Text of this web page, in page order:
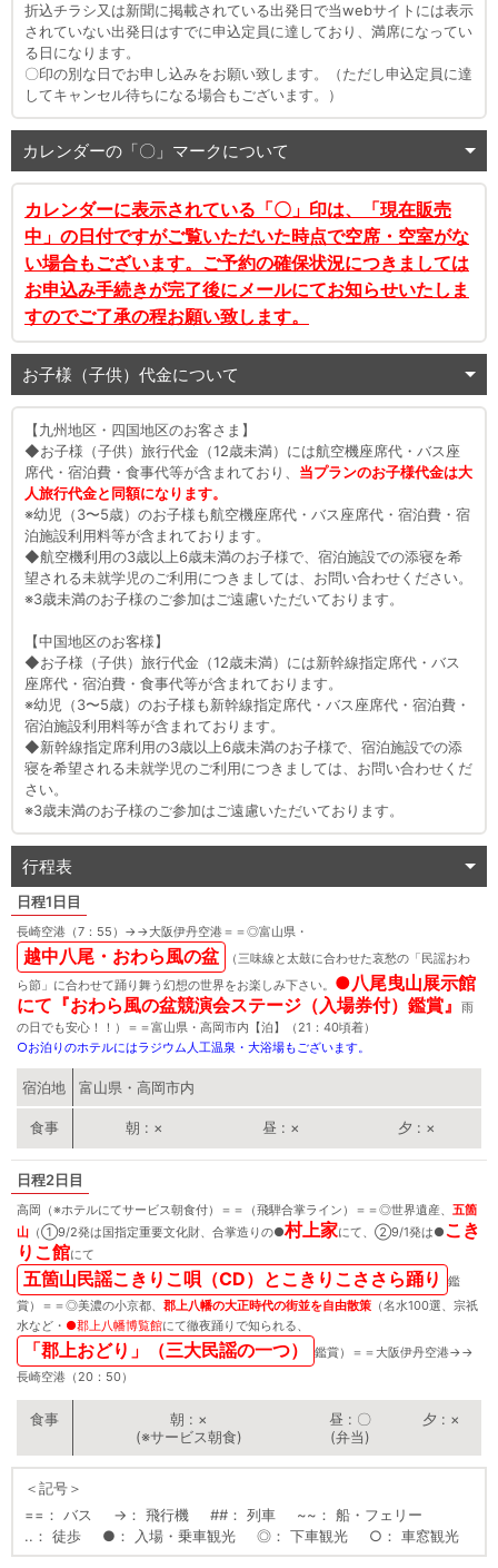
折込チラシ又は新聞に掲載されている出発日で当webサイトには表示
されていない出発日はすでに申込定員に達しており、満席になってい
る日になります。
〇印の別な日でお申し込みをお願い致します。（ただし申込定員に達
してキャンセル待ちになる場合もございます。）
カレンダーの「〇」マークについて
カレンダーに表示されている「〇」印は、「現在販売
中」の日付ですがご覧いただいた時点で空席・空室がな
い場合もございます。ご予約の確保状況につきましては
お申込み手続きが完了後にメールにてお知らせいたしま
すのでご了承の程お願い致します。
お子様（子供）代金について
【九州地区・四国地区のお客さま】
◆お子様（子供）旅行代金（12歳未満）には航空機座席代・バス座
席代・宿泊費・食事代等が含まれており、 当プランのお子様代金は大
人旅行代金と同額になります。
※幼児（3〜5歳）のお子様も航空機座席代・バス座席代・宿泊費・宿
泊施設利用料等が含まれております。
◆航空機利用の3歳以上6歳未満のお子様で、宿泊施設での添寝を希
望される未就学児のご利用につきましては、お問い合わせください。
※3歳未満のお子様のご参加はご遠慮いただいております。
【中国地区のお客様】
◆お子様（子供）旅行代金（12歳未満）には新幹線指定席代・バス
座席代・宿泊費・食事代等が含まれております。
※幼児（3〜5歳）のお子様も新幹線指定席代・バス座席代・宿泊費・
宿泊施設利用料等が含まれております。
◆新幹線指定席利用の3歳以上6歳未満のお子様で、宿泊施設での添
寝を希望される未就学児のご利用につきましては、お問い合わせくだ
さい。
※3歳未満のお子様のご参加はご遠慮いただいております。
行程表
1日目
長崎空港（7：55） →→大阪伊丹空港＝＝◎富山県・
越中八尾・おわら風の盆
（三味線と太鼓に合わせた哀愁の「民謡おわ
ら節」に合わせて踊り舞う幻想の世界をお楽しみ下さい。 ●八尾曳山展示館
にて 『おわら風の盆競演会ステージ（入場券付）鑑賞』
雨
の日でも安心！！）＝＝富山県・高岡市内【泊】（21：40頃着）
○お泊りのホテルにはラジウム人工温泉・大浴場もございます。
宿泊地 富山県・高岡市内
朝 × 昼 × 夕 ×
2日目
高岡（※ホテルにてサービス朝食付）＝＝（飛騨合掌ライン）＝＝◎世界遺産、 五箇
山 （①9/2発は国指定重要文化財、合掌造りの●村上家にて、②9/1発は●こき
りこ館にて
五箇山民謡こきりこ唄（CD）とこきりこささら踊り
鑑
賞）＝＝◎美濃の小京都、 郡上八幡の大正時代の街並を自由散策 （名水100選、宗祇
水など・ ●郡上八幡博覧館にて徹夜踊りで知られる、
「郡上おどり」（三大民謡の一つ） 鑑賞）＝＝大阪伊丹空港→→
長崎空港（20：50）
朝
×
(※サービス朝食)
昼
〇
(弁当)
夕 ×
＜記号＞
==
バス → 飛行機 ## 列車 ~~
船・フェリー
..
徒歩 ● 入場・乗車観光 ◎ 下車観光 ○ 車窓観光